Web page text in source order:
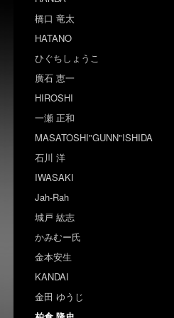
橋口 竜太
HATANO
ひぐちしょうこ
廣石 恵一
HIROSHI
一瀬 正和
MASATOSHI"GUNN"ISHIDA
石川 洋
IWASAKI
Jah-Rah
城戸 紘志
かみむー氏
金本安生
KANDAI
金田 ゆうじ